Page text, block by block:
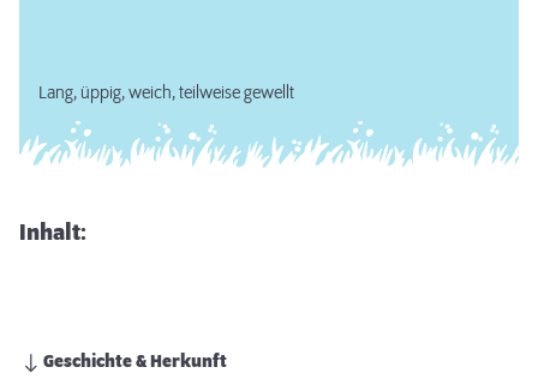
Lang, üppig, weich, teilweise gewellt
Inhalt:
Geschichte & Herkunft